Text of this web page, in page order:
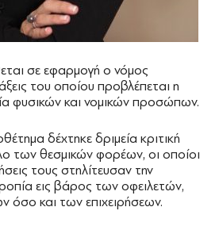
σε εφαρμογή ο νόμος
του οποίου προβλέπεται η
φυσικών και νομικών προσώπων.
δέχτηκε δριμεία κριτική
των θεσμικών φορέων, οι οποίοι
τους στηλίτευσαν την
εις βάρος των οφειλετών,
όσο και των επιχειρήσεων.